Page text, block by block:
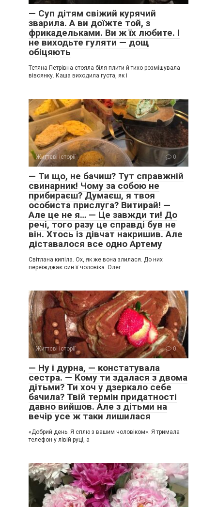
— Суп дітям свіжий курячий
зварила. А ви доїжте той, з
фрикадельками. Ви ж їх любите. І
не виходьте гуляти — дощ
обіцяють
Тетяна Петрівна стояла біля плити й тихо розмішувала
вівсянку. Каша виходила густа, як і
Життєві історії 0
— Ти що, не бачиш? Тут справжній
свинарник! Чому за собою не
прибираєш? Думаєш, я твоя
особиста прислуга? Витирай! —
Але це не я… — Це завжди ти! До
речі, того разу це справді був не
він. Хтось із дівчат накришив. Але
діставалося все одно Артему
Світлана кипіла. Ох, як же вона злилася. До них
переїжджає син її чоловіка. Олег…
Життєві історії 0
— Ну і дурна, — констатувала
сестра. — Кому ти здалася з двома
дітьми? Ти хоч у дзеркало себе
бачила? Твій термін придатності
давно вийшов. Але з дітьми на
вечір усе ж таки лишилася
«Добрий день. Я сплю з вашим чоловіком». Я тримала
телефон у лівій руці, а